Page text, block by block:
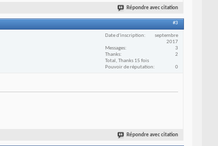
Répondre avec citation
#3
Date d'inscription
septembre
2017
Messages
3
Thanks
2
Total, Thanks 15 fois
Pouvoir de réputation
0
Répondre avec citation